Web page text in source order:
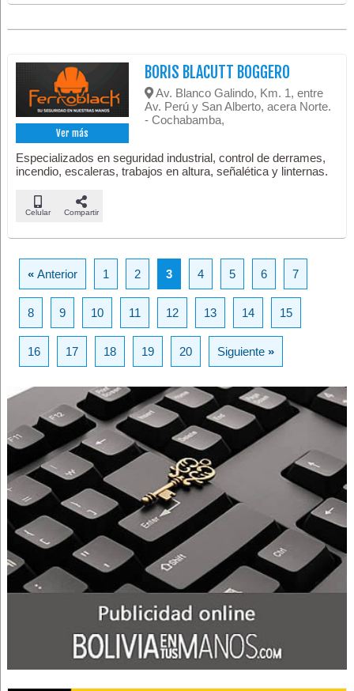
Ver más
BORIS BLACUTT BOGGERO
Av. Blanco Galindo, Km. 1, entre
Av. Perú y San Alberto, acera Norte.
- Cochabamba,
Especializados en seguridad industrial, control de derrames,
incendio, escaleras, trabajos en altura, señalética y linternas.
Celular Compartir
«Anterior 1 2 3 4 5 6 7
8 9 10 11 12 13 14 15
16 17 18 19 20 Siguiente»